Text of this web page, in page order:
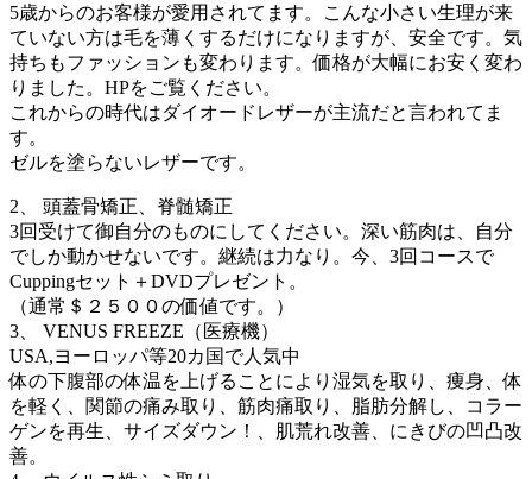
5歳からのお客様が愛用されてます。こんな小さい生理が来
ていない方は毛を薄くするだけになりますが、安全です。気
持ちもファッションも変わります。価格が大幅にお安く変わ
りました。HPをご覧ください。
これからの時代はダイオードレザーが主流だと言われてま
す。
ゼルを塗らないレザーです。
2、 頭蓋骨矯正、脊髄矯正
3回受けて御自分のものにしてください。深い筋肉は、自分
でしか動かせないです。継続は力なり。今、3回コースで
Cuppingセット＋DVDプレゼント。
（通常＄２５００の価値です。）
3、 VENUS FREEZE（医療機）
USA,ヨーロッパ等20カ国で人気中
体の下腹部の体温を上げることにより湿気を取り、痩身、体
を軽く、関節の痛み取り、筋肉痛取り、脂肪分解し、コラー
ゲンを再生、サイズダウン！、肌荒れ改善、にきびの凹凸改
善。